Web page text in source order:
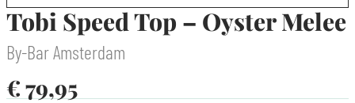
Tobi Speed Top – Oyster Melee
By-Bar Amsterdam
€79,95